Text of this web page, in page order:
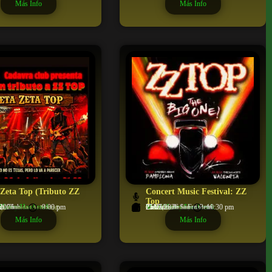
Más Info
Más Info
Top (Tributo ZZ
Hard-rock
Club de Madrid)
9:00 pm
Más Info
Concert Music Festival: ZZ
Top
Metal/Heavy/Hard-rock
Poblado de Sancti Petri
Chiclana de la Frontera
Cádiz (Andalucía)
25/07/2026
10:30 pm
Más Info